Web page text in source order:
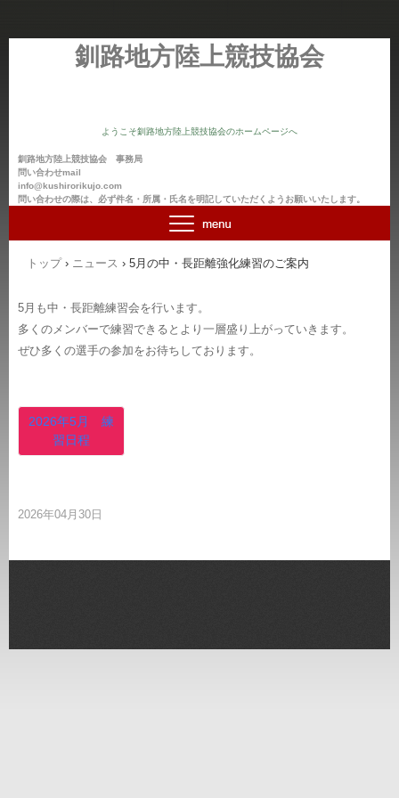
釧路地方陸上競技協会
ようこそ釧路地方陸上競技協会のホームページへ
釧路地方陸上競技協会 事務局
問い合わせmail
info@kushirorikujo.com
問い合わせの際は、必ず件名・所属・氏名を明記していただくようお願いいたします。
トップ › ニュース › 5月の中・長距離強化練習のご案内
5月も中・長距離練習会を行います。
多くのメンバーで練習できるとより一層盛り上がっていきます。
ぜひ多くの選手の参加をお待ちしております。
2026年5月 練
習日程
2026年04月30日